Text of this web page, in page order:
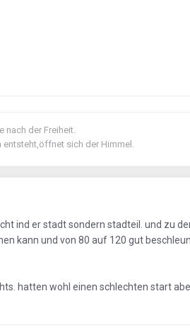
nach der Freiheit.
entsteht,öffnet sich der Himmel.
ind er stadt sondern stadteil. und zu
kann und von 80 auf 120 gut
hatten wohl einen schlechten start